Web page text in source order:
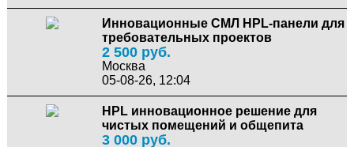
Инновационные СМЛ HPL-панели для
требовательных проектов
2 500 руб.
Москва
05-08-26, 12:04
HPL инновационное решение для
чистых помещений и общепита
3 000 руб.